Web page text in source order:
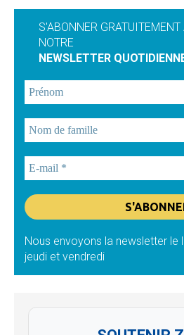
S'ABONNER GRATUITEMENT
NOTRE
NEWSLETTER
Nous envoyons la newsletter le
jeudi et vendredi